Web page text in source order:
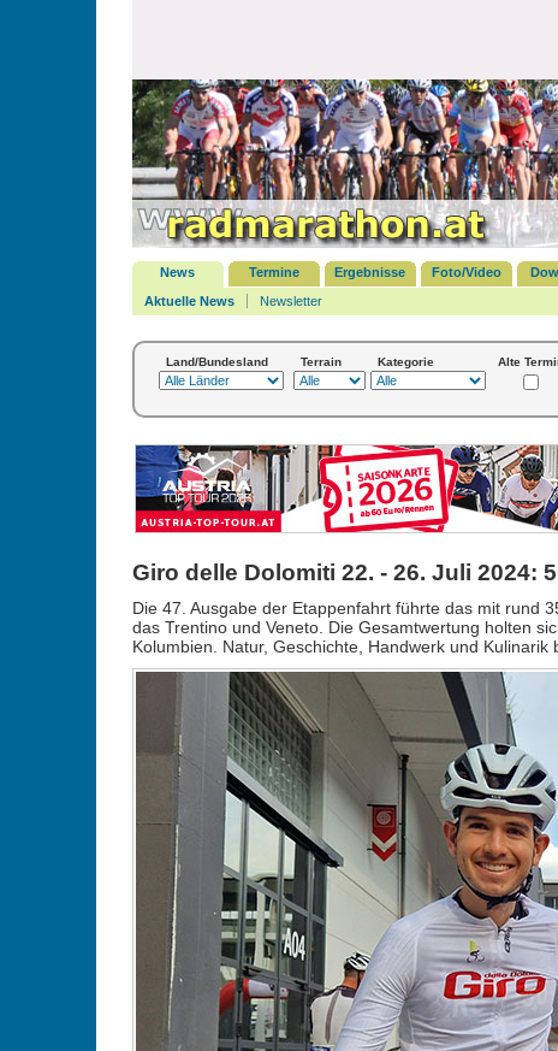
News Termine Ergebnisse Foto/Video
Aktuelle News
Newsletter
Land/Bundesland Terrain Kategorie Alte
Giro delle Dolomiti 22. - 26. Juli 2024:
Die 47. Ausgabe der Etappenfahrt führte das mit rund
das Trentino und Veneto. Die Gesamtwertung holten
Kolumbien. Natur, Geschichte, Handwerk und Kulinarik